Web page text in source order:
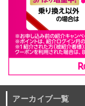
アーカイブ一覧